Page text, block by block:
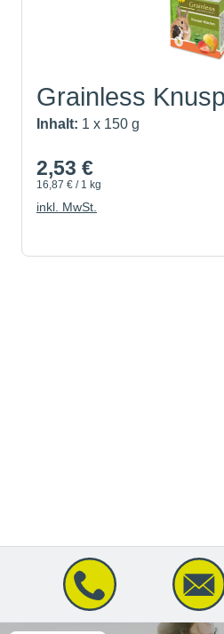
Grainless
Inhalt: 1 x 150 g
2,53 €
16,87 € / 1 kg
inkl. MwSt.